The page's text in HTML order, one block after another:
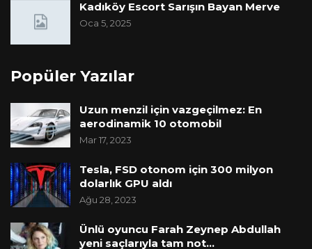
Kadıköy Escort Sarışın Bayan Merve
Oca 5, 2025
Popüler Yazılar
Uzun menzil için vazgeçilmez: En
aerodinamik 10 otomobil
Mar 17, 2023
Tesla, FSD otonom için 300 milyon
dolarlık GPU aldı
Ağu 28, 2023
Ünlü oyuncu Farah Zeynep Abdullah
yeni saçlarıyla tam not…